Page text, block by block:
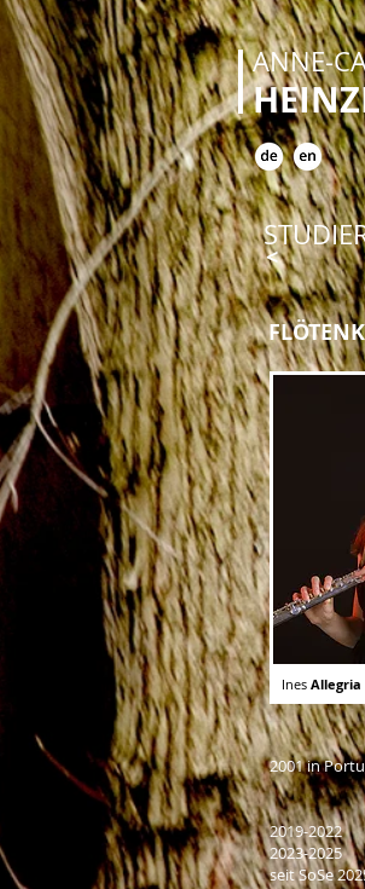
<
Ines Allegria
2001 in
2019-2022
2023-2025
seit SoSe
ANNE-